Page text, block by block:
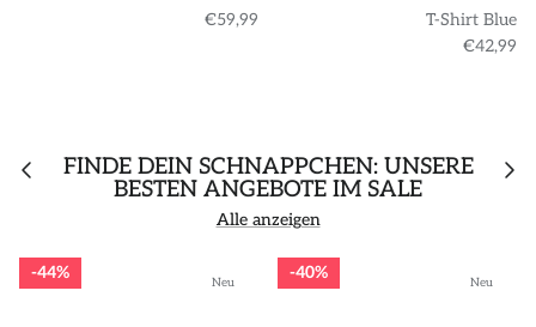
€59,99
T-Shirt Blue
€42,99
FINDE DEIN SCHNÄPPCHEN: UNSERE
BESTEN ANGEBOTE IM SALE
Alle anzeigen
Neu
44% Neu
40%